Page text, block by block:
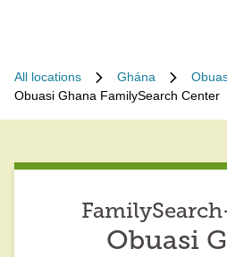
All locations Ghána
Obuasi Ghana FamilySearch Center
Obuasi